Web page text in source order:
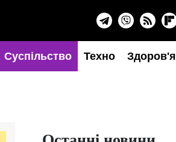
Суспільство Техно Здоров'я